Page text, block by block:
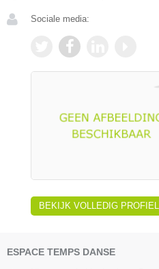
Sociale media:
BEKIJK VOLLEDIG PROFIEL
ESPACE TEMPS DANSE